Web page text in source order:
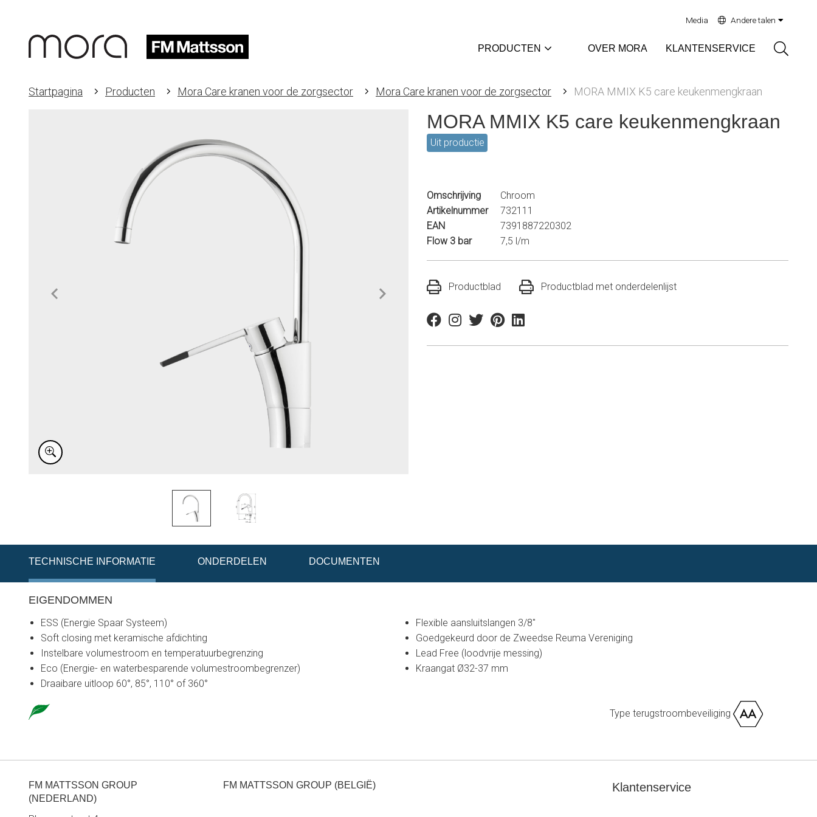
Media Andere talen
PRODUCTEN OVER MORA KLANTENSERVICE
Startpagina Producten Mora Care kranen voor de zorgsector Mora Care kranen voor de zorgsector MORA MMIX K5 care keukenmengkraan
MORA MMIX K5 care keukenmengkraan
Uit productie
Omschrijving
Chroom
Artikelnummer
732111
EAN
7391887220302
Flow 3 bar
7,5 l/m
Productblad Productblad met onderdelenlijst
FacebookInstagram
TwitterPinterestLinkedin
TECHNISCHE INFORMATIE ONDERDELEN DOCUMENTEN
EIGENDOMMEN
ESS (Energie Spaar Systeem)
Soft closing met keramische afdichting
Instelbare volumestroom en temperatuurbegrenzing
Eco (Energie- en waterbesparende volumestroombegrenzer)
Draaibare uitloop 60°, 85°, 110° of 360°
Flexible aansluitslangen 3/8"
Goedgekeurd door de Zweedse Reuma Vereniging
Lead Free (loodvrije messing)
Kraangat Ø32-37 mm
Type terugstroombeveiliging
FM MATTSSON GROUP
(NEDERLAND)
FM MATTSSON GROUP (BELGIË) Klantenservice